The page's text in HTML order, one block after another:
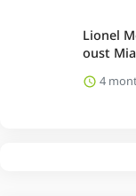
Lionel
oust
4